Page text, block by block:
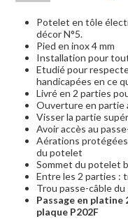
Potelet en tôle
décor N°5.
Pied en inox 4 mm
Installation pour
Etudié pour
handicapées en ce
Livré en 2 parties
Ouverture en partie
Visser la partie
Avoir accès au
Aérations
du potelet
Sommet du potelet
Entre les 2 parties :
Trou passe-câble
Passage en platine
plaque P202F